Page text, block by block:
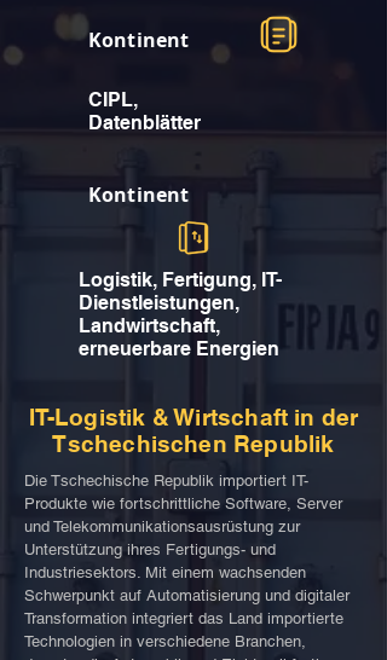
Kontinent
CIPL,
Datenblätter
Kontinent
Logistik, Fertigung, IT-
Dienstleistungen,
Landwirtschaft,
erneuerbare Energien
IT-Logistik & Wirtschaft in der
Tschechischen Republik
Die Tschechische Republik importiert IT-
Produkte wie fortschrittliche Software, Server
und Telekommunikationsausrüstung zur
Unterstützung ihres Fertigungs- und
Industriesektors. Mit einem wachsenden
Schwerpunkt auf Automatisierung und digitaler
Transformation integriert das Land importierte
Technologien in verschiedene Branchen,